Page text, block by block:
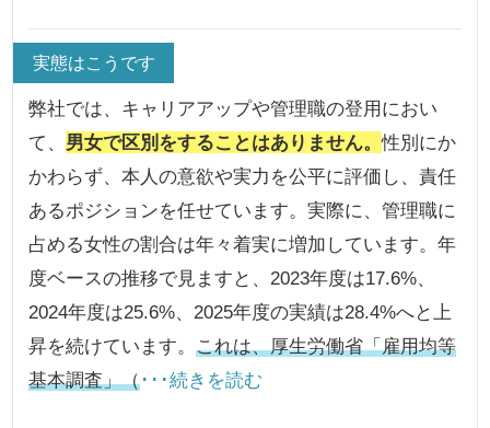
実態はこうです
弊社では、キャリアアップや管理職の登用におい
て、 男女で区別をすることはありません。性別にか
かわらず、本人の意欲や実力を公平に評価し、責任
あるポジションを任せています。実際に、管理職に
占める女性の割合は年々着実に増加しています。年
度ベースの推移で見ますと、2023年度は17.6%、
2024年度は25.6%、2025年度の実績は28.4%へと上
昇を続けています。これは、厚生労働省「雇用均等
基本調査」（･･･続きを読む